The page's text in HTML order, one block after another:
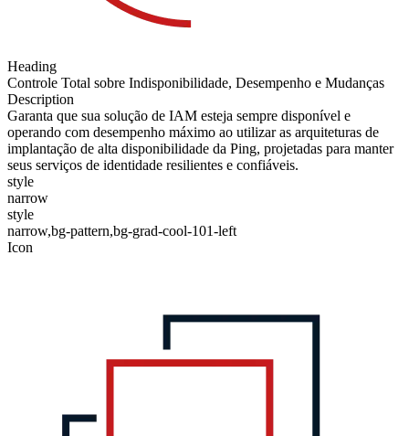
Heading
Controle Total sobre Indisponibilidade, Desempenho e Mudanças
Description
Garanta que sua solução de IAM esteja sempre disponível e
operando com desempenho máximo ao utilizar as arquiteturas de
implantação de alta disponibilidade da Ping, projetadas para manter
seus serviços de identidade resilientes e confiáveis.
style
narrow
style
narrow,bg-pattern,bg-grad-cool-101-left
Icon